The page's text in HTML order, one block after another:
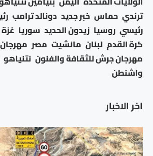
اخر الاخبار
ترندي حماس خبر جديد دونالد ترامب
رئيسي روسيا زيدون الحديد سوريا غزة
كرة القدم لبنان مانشيت مصر
مهرجان جرش للثقافة والفنون نتنياهو
واشنطن